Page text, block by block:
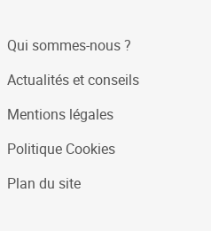
Qui sommes-nous ?
Actualités et conseils
Mentions légales
Politique Cookies
Plan du site